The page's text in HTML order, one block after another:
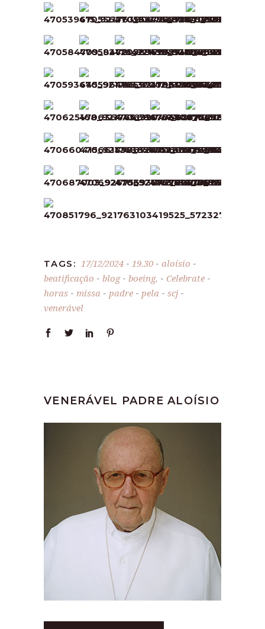
TAGS: 17/12/2024 - 19.30 - aloísio -
beatificação - blog- boeing, - Celebrate -
horas - missa - padre - pela - scj -
venerável
VENERÁVEL PADRE ALOÍSIO